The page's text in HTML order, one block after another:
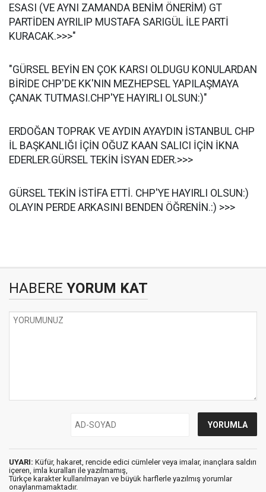
ESASI (VE AYNI ZAMANDA BENİM ÖNERİM) GT
PARTİDEN AYRILIP MUSTAFA SARIGÜL İLE PARTİ
KURACAK.>>>"
"GÜRSEL BEYİN EN ÇOK KARSI OLDUGU KONULARDAN
BİRİDE CHP'DE KK'NIN MEZHEPSEL YAPILAŞMAYA
ÇANAK TUTMASI.CHP'YE HAYIRLI OLSUN:)"
ERDOĞAN TOPRAK VE AYDIN AYAYDIN İSTANBUL CHP
İL BAŞKANLIĞI İÇİN OĞUZ KAAN SALICI İÇİN İKNA
EDERLER.GÜRSEL TEKİN İSYAN EDER.>>>
GÜRSEL TEKİN İSTİFA ETTİ. CHP'YE HAYIRLI OLSUN:)
OLAYIN PERDE ARKASINI BENDEN ÖĞRENİN.:) >>>
HABERE YORUM KAT
UYARI: Küfür, hakaret, rencide edici cümleler veya imalar, inançlara saldırı
içeren, imla kuralları ile yazılmamış,
Türkçe karakter kullanılmayan ve büyük harflerle yazılmış yorumlar
onaylanmamaktadır.